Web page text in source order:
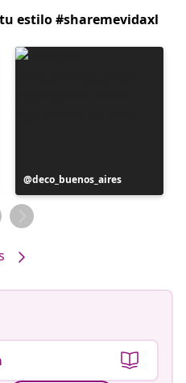
estilo #sharemevidaxl
Publicación
realizada
por
deco_buenos_aires